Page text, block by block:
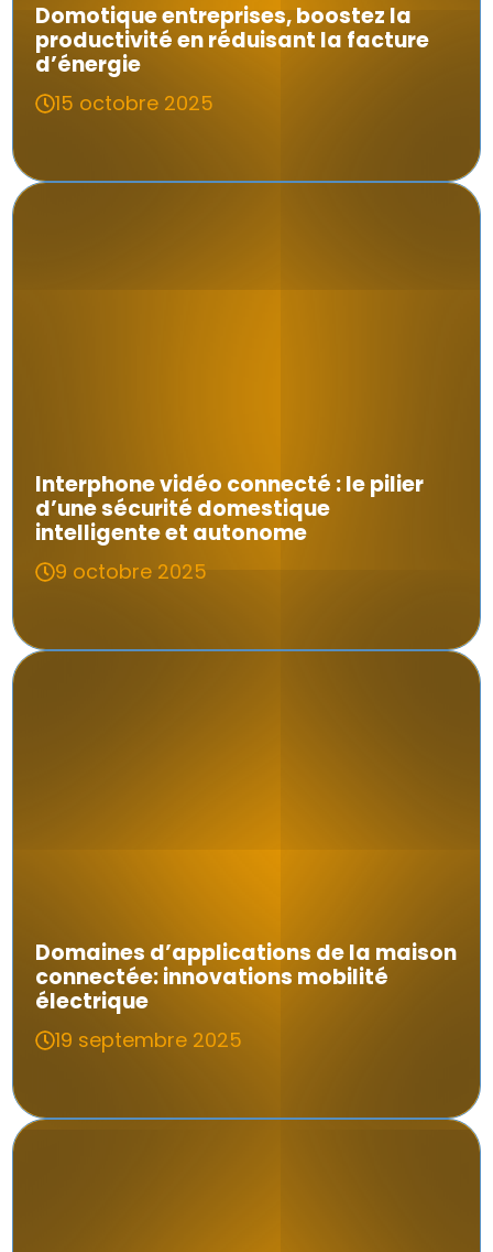
Domotique entreprises, boostez la
productivité en réduisant la facture
d’énergie
15 octobre 2025
Interphone vidéo connecté : le pilier
d’une sécurité domestique
intelligente et autonome
9 octobre 2025
Domaines d’applications de la maison
connectée: innovations mobilité
électrique
19 septembre 2025